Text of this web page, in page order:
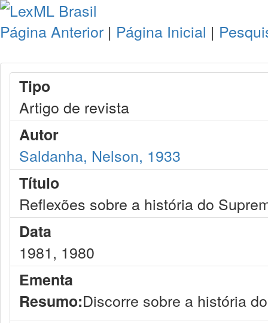
Página Anterior | Página Inicial |
Tipo
Artigo de revista
Autor
Saldanha, Nelson, 1933
Título
Reflexões sobre a história do
Data
1981, 1980
Ementa
Resumo:Discorre sobre a história